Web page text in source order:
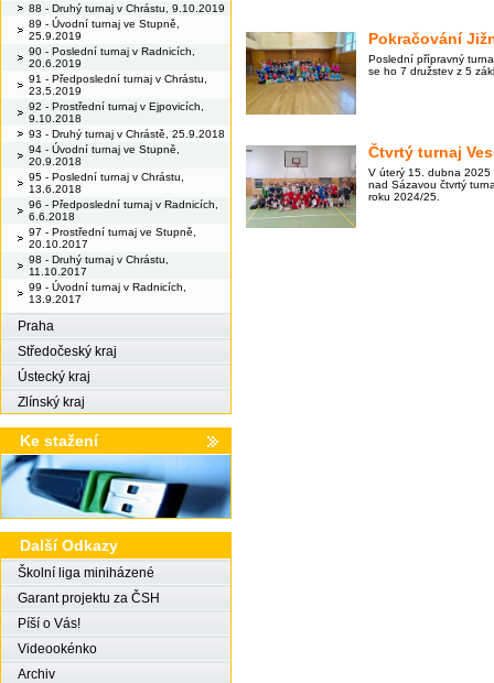
88 - Druhý turnaj v Chrástu, 9.10.2019
89 - Úvodní turnaj ve Stupně,
25.9.2019
90 - Poslední turnaj v Radnicích,
20.6.2019
91 - Předposlední turnaj v Chrástu,
23.5.2019
92 - Prostřední turnaj v Ejpovicích,
9.10.2018
93 - Druhý turnaj v Chrástě, 25.9.2018
94 - Úvodní turnaj ve Stupně,
20.9.2018
95 - Poslední turnaj v Chrástu,
13.6.2018
96 - Předposlední turnaj v Radnicích,
6.6.2018
97 - Prostřední turnaj ve Stupně,
20.10.2017
98 - Druhý turnaj v Chrástu,
11.10.2017
99 - Úvodní turnaj v Radnicích,
13.9.2017
Praha
Středočeský kraj
Ústecký kraj
Zlínský kraj
Ke stažení
Další Odkazy
Školní liga miniházené
Garant projektu za ČSH
Píší o Vás!
Videookénko
Archiv
Pokračování
Poslední přípravný
se ho 7 družstev z 5
Čtvrtý turnaj
V úterý 15. dubna 2025
nad Sázavou čtvrtý
roku 2024/25.